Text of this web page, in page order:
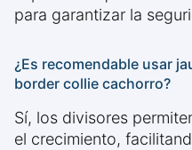
para garantizar la
¿Es recomendable usar
border collie cachorro?
Sí, los divisores
el crecimiento,